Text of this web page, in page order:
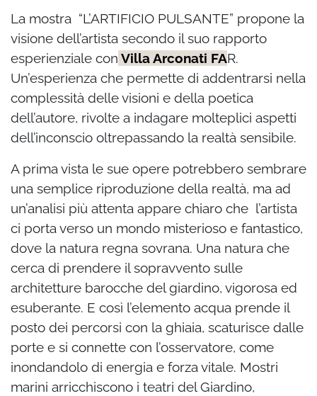
La mostra “L’ARTIFICIO PULSANTE” propone la
visione dell’artista secondo il suo rapporto
esperienziale con Villa Arconati FAR.
Un’esperienza che permette di addentrarsi nella
complessità delle visioni e della poetica
dell’autore, rivolte a indagare molteplici aspetti
dell’inconscio oltrepassando la realtà sensibile.
A prima vista le sue opere potrebbero sembrare
una semplice riproduzione della realtà, ma ad
un’analisi più attenta appare chiaro che l’artista
ci porta verso un mondo misterioso e fantastico,
dove la natura regna sovrana. Una natura che
cerca di prendere il sopravvento sulle
architetture barocche del giardino, vigorosa ed
esuberante. E così l’elemento acqua prende il
posto dei percorsi con la ghiaia, scaturisce dalle
porte e si connette con l’osservatore, come
inondandolo di energia e forza vitale. Mostri
marini arricchiscono i teatri del Giardino,